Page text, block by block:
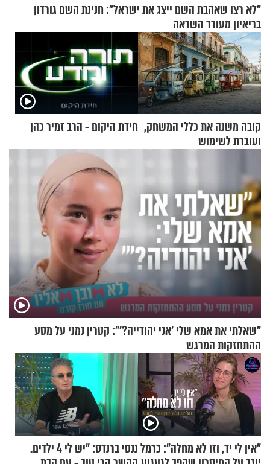
"לא רצו שאהבת השם ייצג את ישראל": חנינת השם גורדון
בריאיון מעורר השראה
קובה משנה את כללי המשחק,
ועוברת לשימוש
חידת היקום - הרב זמיר כהן
"שאלתי את אמא שלי 'אני יהודייה?'": קטרין נמני על מסע
ההתחזקות המרגש
"אין לי יד, וזו לא מחלה": כרמל
ננסי ברנדס: "יש לי 4 ילדים.